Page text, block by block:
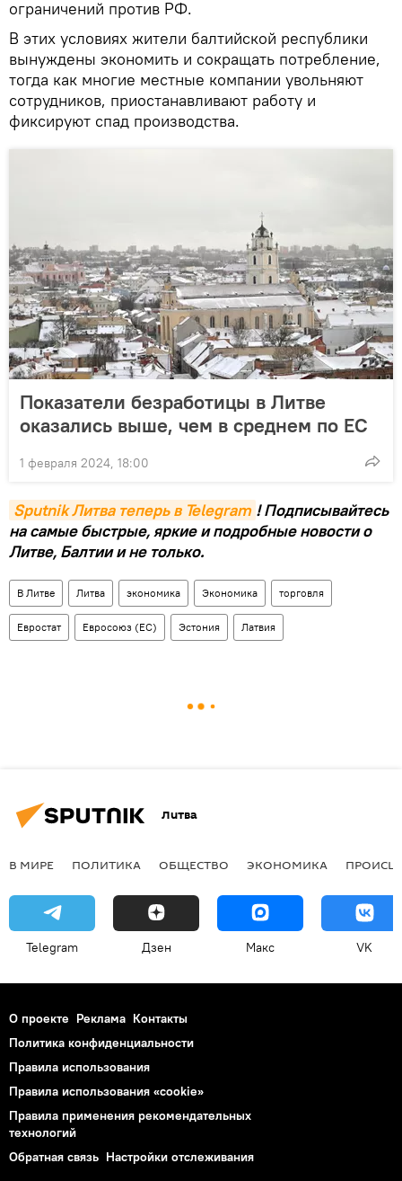
ограничений против РФ.
В этих условиях жители балтийской республики
вынуждены экономить и сокращать потребление,
тогда как многие местные компании увольняют
сотрудников, приостанавливают работу и
фиксируют спад производства.
Показатели безработицы в Литве
оказались выше, чем в среднем по ЕС
1 февраля 2024, 18:00
Sputnik Литва теперь в Telegram ! Подписывайтесь
на самые быстрые, яркие и подробные новости о
Литве, Балтии и не только.
В Литве Литва экономика Экономика торговля
Евростат Евросоюз (ЕС) Эстония Латвия
Литва
В МИРЕ ПОЛИТИКА ОБЩЕСТВО ЭКОНОМИКА
Telegram Дзен Макс VK
О проекте Реклама Контакты
Политика конфиденциальности
Правила использования
Правила использования «cookie»
Правила применения рекомендательных
технологий
Обратная связь Настройки отслеживания